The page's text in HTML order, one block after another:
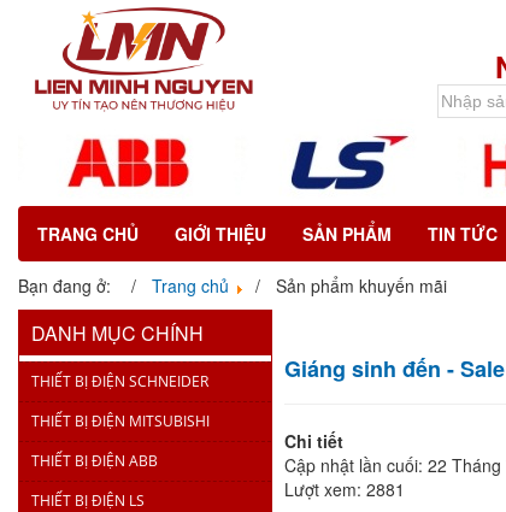
TRANG CHỦ GIỚI THIỆU SẢN PHẨM TIN TỨC
Bạn đang ở: Trang chủ Sản phẩm khuyến mãi
DANH MỤC CHÍNH
THIẾT BỊ ĐIỆN SCHNEIDER
THIẾT BỊ ĐIỆN MITSUBISHI
THIẾT BỊ ĐIỆN ABB
THIẾT BỊ ĐIỆN LS
Giáng sinh đến -
Chi tiết
Cập nhật lần cuối: 22 Tháng
Lượt xem: 2881